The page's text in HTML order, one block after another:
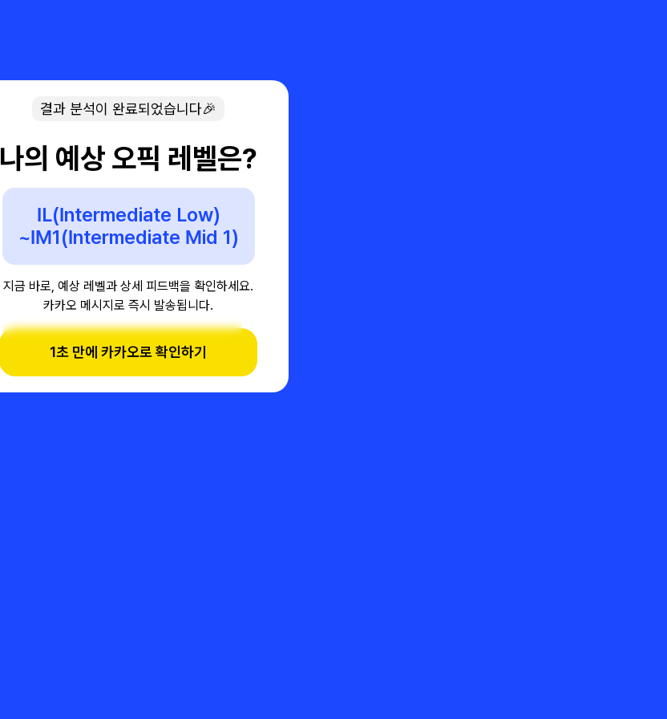
결과 분석이 완료되었습니다🎉
나의 예상 오픽 레벨은?
IL(Intermediate Low)
~IM1(Intermediate Mid 1)
지금 바로, 예상 레벨과 상세 피드백을 확인하세요.
카카오 메시지로 즉시 발송됩니다.
1초 만에 카카오로 확인하기